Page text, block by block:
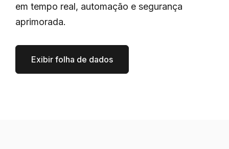
em tempo real, automação e segurança
aprimorada.
Exibir folha de dados